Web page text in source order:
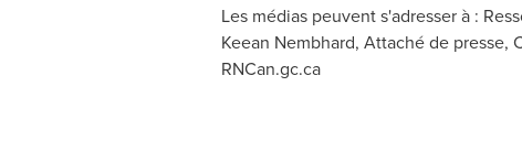
Les médias peuvent s'adresser à :
Keean Nembhard, Attaché de presse,
RNCan.gc.ca